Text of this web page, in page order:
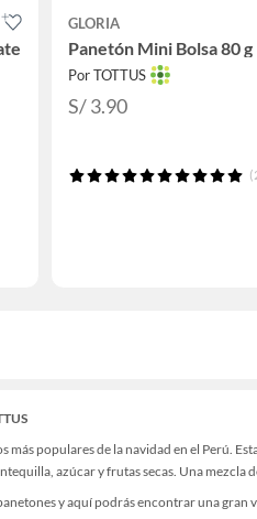
GLORIA
Panetón Mini Bolsa 80 g
Por TOTTUS
S/ 3.90
más populares de la navidad en el Perú.
azúcar y frutas secas. Una
y aquí podrás encontrar una